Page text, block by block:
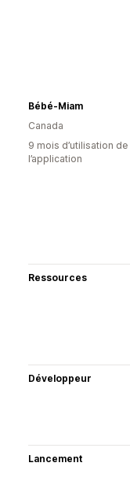
Bébé-Miam
Canada
9 mois d’utilisation de
l’application
Ressources
Développeur
Lancement